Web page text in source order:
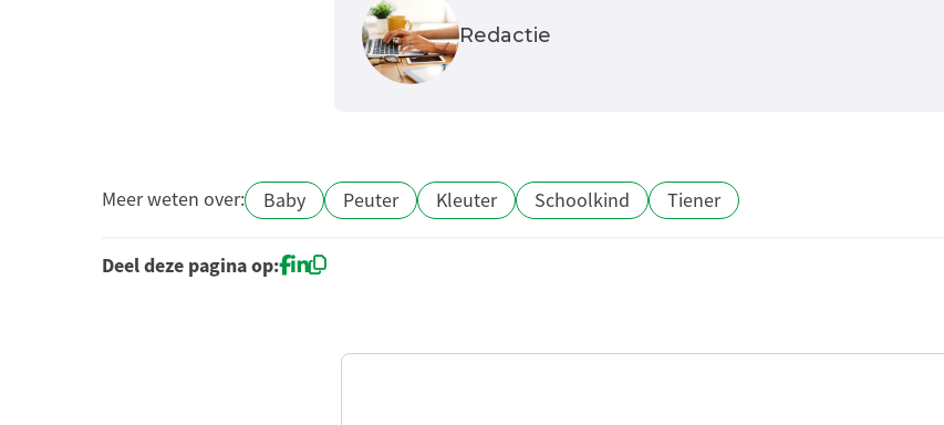
Redactie
Meer weten over: Baby Peuter Kleuter Schoolkind Tiener
Deel deze pagina op: